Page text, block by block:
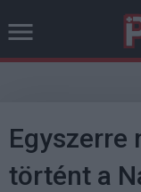
Egyszerre
történt a